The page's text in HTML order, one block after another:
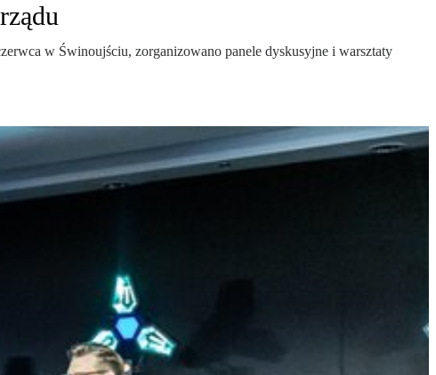
w Świnoujściu, zorganizowano panele dyskusyjne i warsztaty